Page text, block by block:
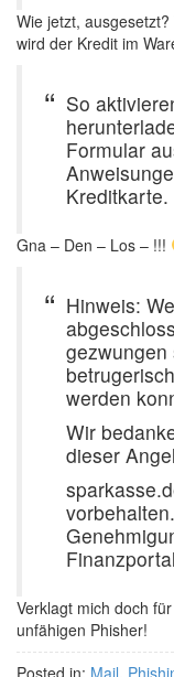
Wie jetzt,
wird der Kredit im
So
Formular
Kreditkarte.
Gna – Den – Los – !!!
Hinweis:
werden
Wir
dieser
Verklagt mich doch
unfähigen Phisher!
Posted in: Mail,